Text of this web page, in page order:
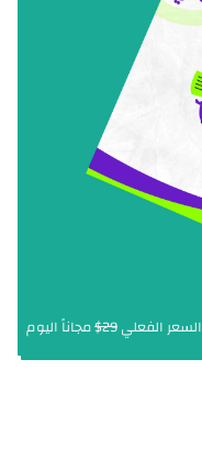
السعر الفعلي29$ مجاناً اليوم